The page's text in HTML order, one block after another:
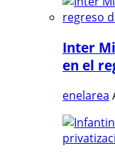
Inter
en el
enelarea